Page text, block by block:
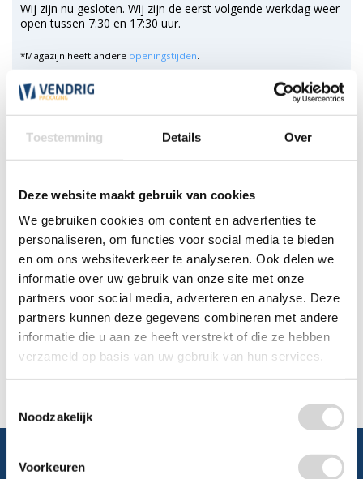
Toestemming Details Over
Deze website maakt gebruik van cookies
We gebruiken cookies om content en advertenties te
personaliseren, om functies voor social media te bieden
en om ons websiteverkeer te analyseren. Ook delen we
informatie over uw gebruik van onze site met onze
partners voor social media, adverteren en analyse. Deze
partners kunnen deze gegevens combineren met andere
informatie die u aan ze heeft verstrekt of die ze hebben
verzameld op basis van uw gebruik van hun services.
Noodzakelijk
Voorkeuren
Wij zijn nu gesloten. Wij zijn de eerst volgende werkdag weer
open tussen 7:30 en 17:30 uur.
*Magazijn heeft andere openingstijden.
WhatsApp 0348 479195
Mailen
Offerte aanvragen Vraag een speciale prijs op bij ons, wij
kijken naar de mogelijkheden.